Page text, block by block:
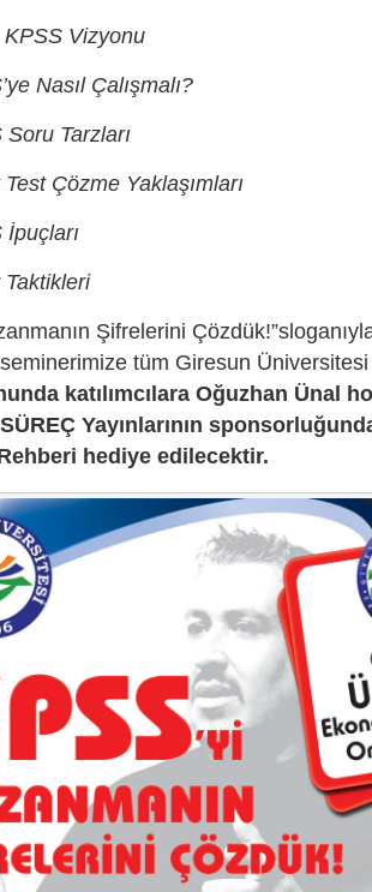
Vizyonu
Nasıl Çalışmalı?
Soru Tarzları
Çözme Yaklaşımları
İpuçları
Taktikleri
Şifrelerini
tüm Giresun
katılımcılara Oğuzhan Ünal
Yayınlarının
hediye edilecektir.